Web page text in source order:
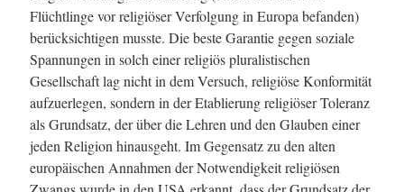
Flüchtlinge vor religiöser Verfolgung in Europa befanden)
berücksichtigen musste. Die beste Garantie gegen soziale
Spannungen in solch einer religiös pluralistischen
Gesellschaft lag nicht in dem Versuch, religiöse Konformität
aufzuerlegen, sondern in der Etablierung religiöser Toleranz
als Grundsatz, der über die Lehren und den Glauben einer
jeden Religion hinausgeht. Im Gegensatz zu den alten
europäischen Annahmen der Notwendigkeit religiösen